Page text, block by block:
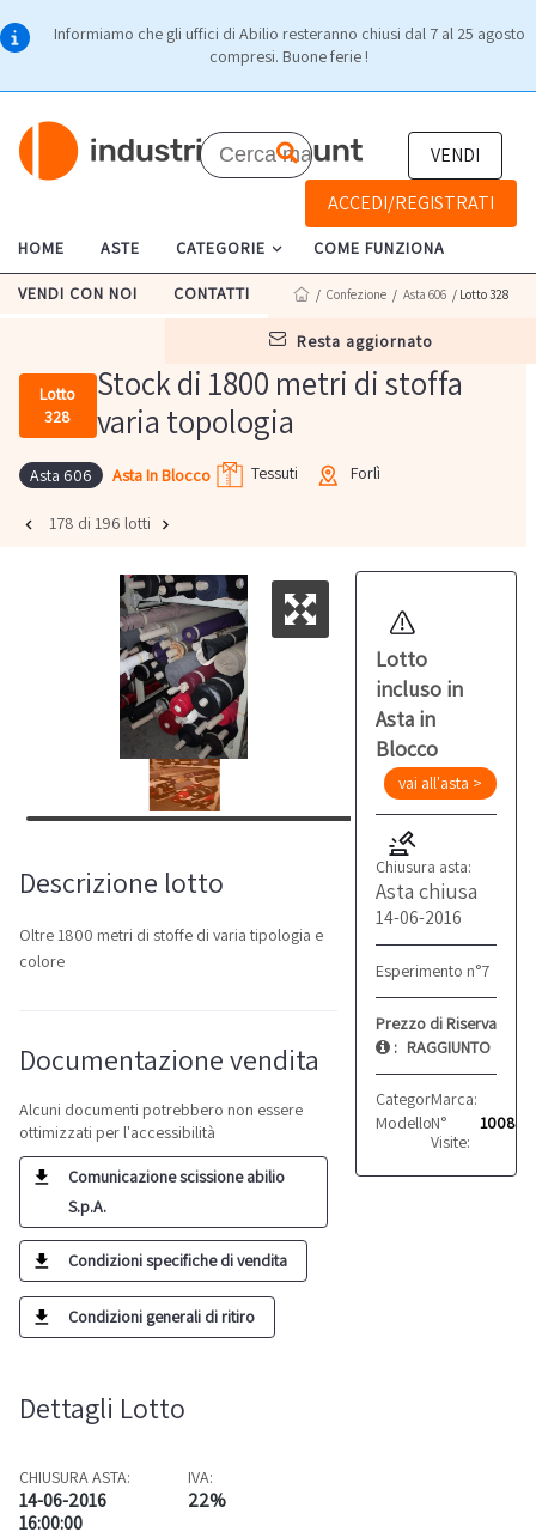
Informiamo che gli uffici di Abilio resteranno chiusi dal 7 al 25 agosto
compresi. Buone ferie !
VENDI
ACCEDI/REGISTRATI
HOME ASTE CATEGORIE COME FUNZIONA
VENDI CON NOI CONTATTI
resta aggiornato
/ Confezione / Asta 606 / Lotto 328
Lotto
328
Stock di 1800 metri di stoffa
varia topologia
Asta 606 Asta In Blocco Tessuti Forlì
178 di 196 lotti
Lotto
incluso in
Asta in
Blocco
vai all'asta >
Chiusura asta:
Asta chiusa
14-06-2016
Esperimento n°7
Prezzo di Riserva
: RAGGIUNTO
Categoria: Tessuti
Marca:
Modello: Vari
N°
Visite:
1008
Descrizione lotto
Oltre 1800 metri di stoffe di varia tipologia e
colore
Documentazione vendita
Alcuni documenti potrebbero non essere
ottimizzati per l'accessibilità
Comunicazione scissione abilio
S.p.A.
Condizioni specifiche di vendita
Condizioni generali di ritiro
Dettagli Lotto
CHIUSURA ASTA:
14-06-2016
16:00:00
IVA:
22%